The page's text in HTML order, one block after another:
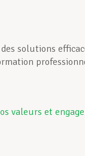
des solutions
valeurs et